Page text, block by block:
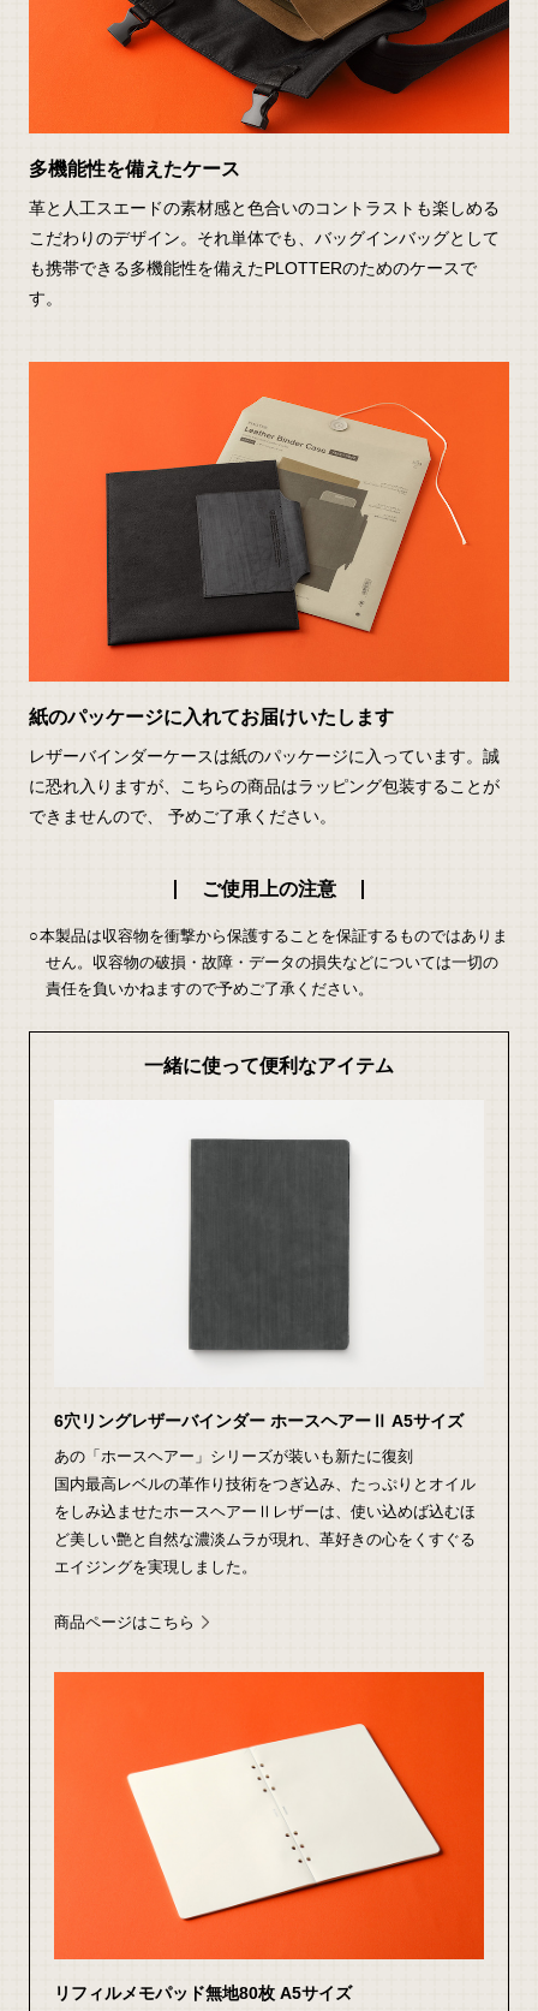
多機能性を備えたケース
革と人工スエードの素材感と色合いのコントラストも楽しめる
こだわりのデザイン。それ単体でも、バッグインバッグとして
も携帯できる多機能性を備えたPLOTTERのためのケースで
す。
紙のパッケージに入れてお届けいたします
レザーバインダーケースは紙のパッケージに入っています。誠
に恐れ入りますが、こちらの商品はラッピング包装することが
できませんので、 予めご了承ください。
ご使用上の注意
本製品は収容物を衝撃から保護することを保証するものではありま
せん。収容物の破損・故障・データの損失などについては一切の
責任を負いかねますので予めご了承ください。
一緒に使って便利なアイテム
6穴リングレザーバインダー ホースヘアーⅡ A5サイズ
あの「ホースヘアー」シリーズが装いも新たに復刻
国内最高レベルの革作り技術をつぎ込み、たっぷりとオイル
をしみ込ませたホースヘアーⅡレザーは、使い込めば込むほ
ど美しい艶と自然な濃淡ムラが現れ、革好きの心をくすぐる
エイジングを実現しました。
商品ページはこちら
リフィルメモパッド無地80枚 A5サイズ